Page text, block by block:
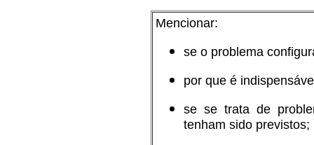
Mencionar:
se o problema
por que é
se se trata de
tenham sido previstos;